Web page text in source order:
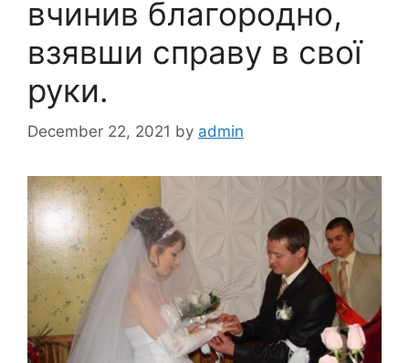
вчинив благородно,
взявши справу в свої
руки.
December 22, 2021 by admin